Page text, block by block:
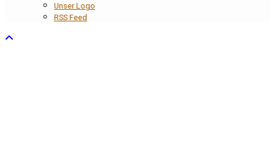
Unser Logo
RSS Feed